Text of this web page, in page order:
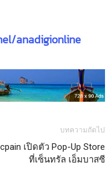
anadigionline
บทความถัดไป
เปิดตัว Pop-Up Store
ที่เซ็นทรัล เอ็มบาสซี